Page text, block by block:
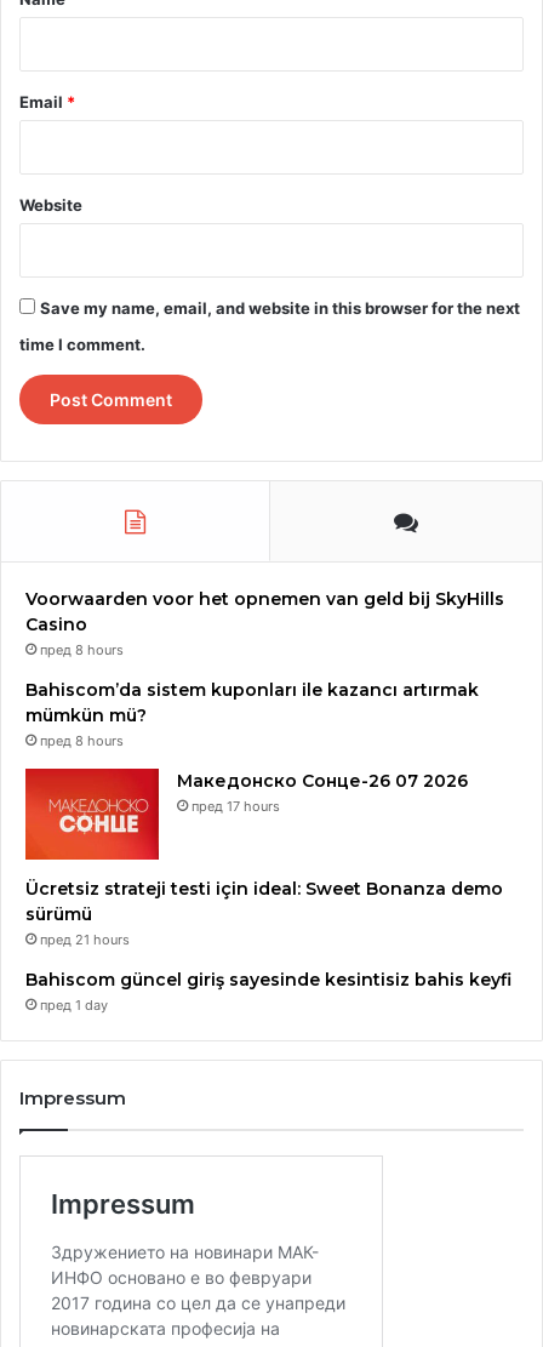
Email *
Website
Save my name, email, and website in this browser for the next
time I comment.
Voorwaarden voor het opnemen van geld bij SkyHills
Casino
пред 8 hours
Bahiscom’da sistem kuponları ile kazancı artırmak
mümkün mü?
пред 8 hours
Македонско Сонце-26 07 2026
пред 17 hours
Ücretsiz strateji testi için ideal: Sweet Bonanza demo
sürümü
пред 21 hours
Bahiscom güncel giriş sayesinde kesintisiz bahis keyfi
пред 1 day
Impressum